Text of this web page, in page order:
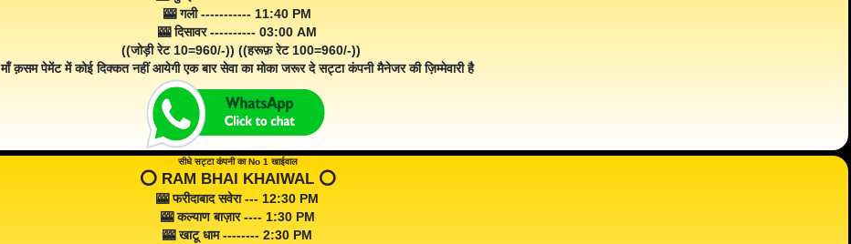
🎰 गली ----------- 11:40 PM
🎰 दिसावर ---------- 03:00 AM
((जोड़ी रेट 10=960/-)) ((हरूफ़ रेट 100=960/-))
माँ क़सम पेमेंट में कोई दिक्कत नहीं आयेगी एक बार सेवा का मोका जरूर दे सट्टा कंपनी मैनेजर की ज़िम्मेवारी है
सीधे सट्टा कंपनी का No 1 खाईवाल
⭕️ RAM BHAI KHAIWAL ⭕️
🎰 फरीदाबाद सवेरा --- 12:30 PM
🎰 कल्याण बाज़ार ---- 1:30 PM
🎰 खाटू धाम -------- 2:30 PM